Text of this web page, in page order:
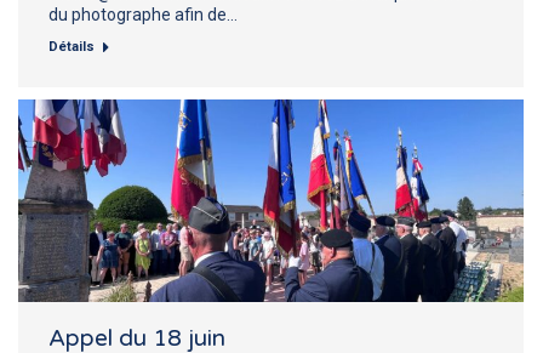
du photographe afin de…
Détails
Appel du 18 juin